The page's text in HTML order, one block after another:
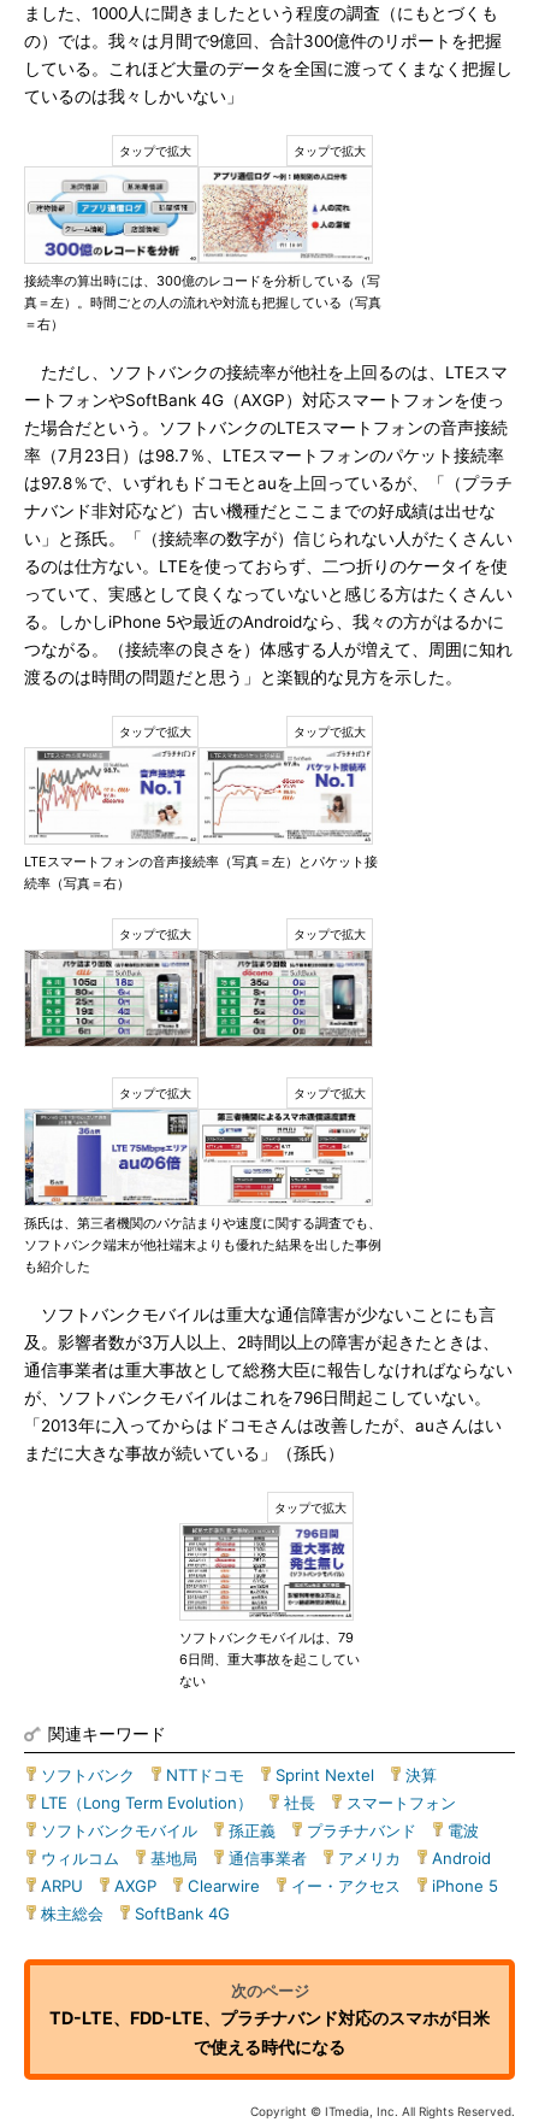
ました、1000人に聞きましたという程度の調査（にもとづくも
の）では。我々は月間で9億回、合計300億件のリポートを把握
している。これほど大量のデータを全国に渡ってくまなく把握し
ているのは我々しかいない」
接続率の算出時には、300億のレコードを分析している（写
真＝左）。時間ごとの人の流れや対流も把握している（写真
＝右）
ただし、ソフトバンクの接続率が他社を上回るのは、LTEスマ
ートフォンやSoftBank 4G（AXGP）対応スマートフォンを使っ
た場合だという。ソフトバンクのLTEスマートフォンの音声接続
率（7月23日）は98.7％、LTEスマートフォンのパケット接続率
は97.8％で、いずれもドコモとauを上回っているが、「（プラチ
ナバンド非対応など）古い機種だとここまでの好成績は出せな
い」と孫氏。「（接続率の数字が）信じられない人がたくさんい
るのは仕方ない。LTEを使っておらず、二つ折りのケータイを使
っていて、実感として良くなっていないと感じる方はたくさんい
る。しかしiPhone 5や最近のAndroidなら、我々の方がはるかに
つながる。（接続率の良さを）体感する人が増えて、周囲に知れ
渡るのは時間の問題だと思う」と楽観的な見方を示した。
LTEスマートフォンの音声接続率（写真＝左）とパケット接
続率（写真＝右）
孫氏は、第三者機関のパケ詰まりや速度に関する調査でも、
ソフトバンク端末が他社端末よりも優れた結果を出した事例
も紹介した
ソフトバンクモバイルは重大な通信障害が少ないことにも言
及。影響者数が3万人以上、2時間以上の障害が起きたときは、
通信事業者は重大事故として総務大臣に報告しなければならない
が、ソフトバンクモバイルはこれを796日間起こしていない。
「2013年に入ってからはドコモさんは改善したが、auさんはい
まだに大きな事故が続いている」（孫氏）
ソフトバンクモバイルは、79
6日間、重大事故を起こしてい
ない
関連キーワード
ソフトバンク NTTドコモ Sprint Nextel 決算
LTE（Long Term Evolution）
社長 スマートフォン
ソフトバンクモバイル
孫正義 プラチナバンド 電波
ウィルコム
基地局 通信事業者 アメリカ Android
ARPU
AXGP Clearwire イー・アクセス iPhone 5
株主総会
SoftBank 4G
TD-LTE、FDD-LTE、プラチナバンド対応のスマホが日米
で使える時代になる
Copyright © ITmedia, Inc. All Rights Reserved.